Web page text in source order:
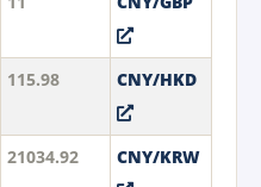
115.98 CNY/HKD
21034.92 CNY/KRW